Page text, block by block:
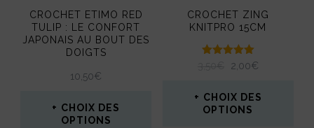
CROCHET ETIMO RED
TULIP : LE CONFORT
JAPONAIS AU BOUT DES
DOIGTS
10,50€
CHOIX DES
OPTIONS
CROCHET ZING
KNITPRO 15CM
NoteLE
INITIAL
ÉTAIT :
2,00€LE
ACTUEL
CHOIX DES
OPTIONS